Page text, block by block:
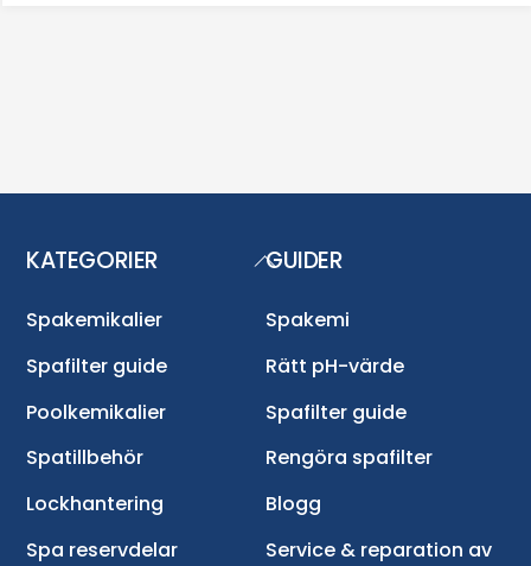
Back
Top
KATEGORIER
Spakemikalier
Spafilter guide
Poolkemikalier
Spatillbehör
Lockhantering
Spa reservdelar
GUIDER
Spakemi
Rätt pH-värde
Spafilter guide
Rengöra spafilter
Blogg
Service & reparation av